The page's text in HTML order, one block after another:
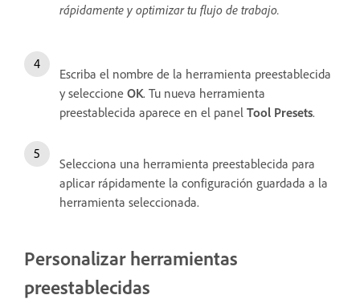
rápidamente y optimizar tu flujo de trabajo.
Escriba el nombre de la herramienta preestablecida
y seleccione OK. Tu nueva herramienta
preestablecida aparece en el panel Tool Presets.
Selecciona una herramienta preestablecida para
aplicar rápidamente la configuración guardada a la
herramienta seleccionada.
Personalizar herramientas
preestablecidas